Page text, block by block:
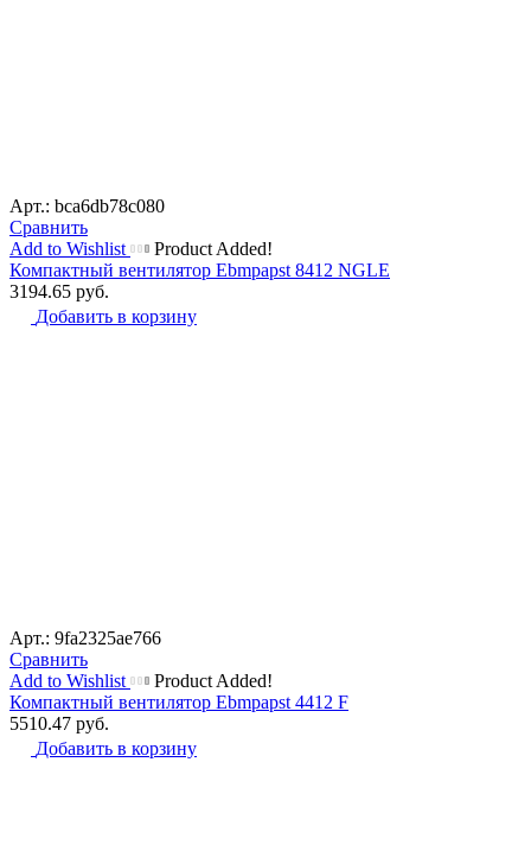
Арт.: bca6db78c080
Сравнить
Add to Wishlist
Product Added!
Компактный вентилятор Ebmpapst 8412 NGLE
3194.65 руб.
Добавить в корзину
Арт.: 9fa2325ae766
Сравнить
Add to Wishlist
Product Added!
Компактный вентилятор Ebmpapst 4412 F
5510.47 руб.
Добавить в корзину